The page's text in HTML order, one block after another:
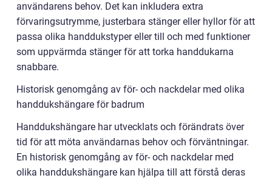
användarens behov. Det kan inkludera extra
förvaringsutrymme, justerbara stänger eller hyllor för att
passa olika handdukstyper eller till och med funktioner
som uppvärmda stänger för att torka handdukarna
snabbare.
Historisk genomgång av för- och nackdelar med olika
handdukshängare för badrum
Handdukshängare har utvecklats och förändrats över
tid för att möta användarnas behov och förväntningar.
En historisk genomgång av för- och nackdelar med
olika handdukshängare kan hjälpa till att förstå deras